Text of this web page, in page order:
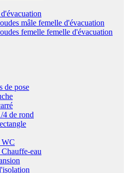
mâle femelle d'évacuation
femelle femelle d'évacuation
de pose
4 de rond
WC
eau